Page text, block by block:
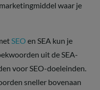
waar je
SEO en SEA kun je
uit de SEA-
voor SEO-doeleinden.
sneller bovenaan